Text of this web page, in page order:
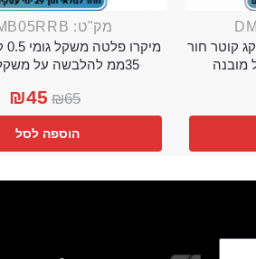
מיקרו פלטה משקל גומי 0.25 קג קוטר חור
מק"ט: DMB05RRB
35ממ להלבשה על משקל מובנה
₪65
₪45
הוספה לסל